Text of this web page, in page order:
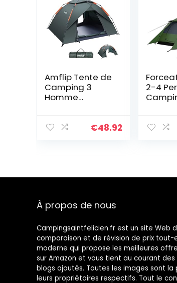
Amflip Tente de
Camping 3
Homme
Instantanée,
et Extérieure 2
Camping
€48.92
2-4
Anti
Pique-
À propos de nous
Campingsaintfelicien.fr est un site Web
comparaison et de révision de prix tout-
moderne qui propose les meilleures
sur Amazon et vous tient au courant des
blogs ajoutés. Toutes les images sont
leurs propriétaires respectifs. Tout le